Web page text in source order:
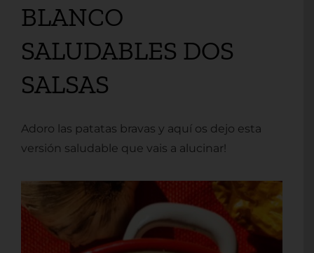
Prensa
Recetas
Blog
Contacto
Carrito
BLANCO
SALUDABLES DOS
SALSAS
Adoro las patatas bravas y aquí os dejo esta
versión saludable que vais a alucinar!